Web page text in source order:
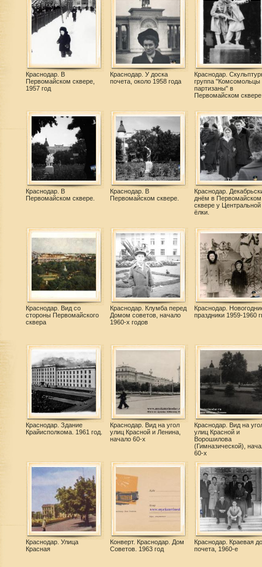
Краснодар. В
Первомайском сквере,
1957 год
Краснодар. У доска
почета, около 1958 года
Краснодар.
группа "Комсомольцы
партизаны" в
Первомайском сквере
Краснодар. В
Первомайском сквере.
Краснодар. В
Первомайском сквере.
Краснодар.
днём в Первомайском
сквере у Центральной
ёлки.
Краснодар. Вид со
стороны Первомайского
сквера
Краснодар. Клумба перед
Домом советов, начало
1960-х годов
Краснодар.
праздники 1959-1960
Краснодар. Здание
Крайисполкома. 1961 год.
Краснодар. Вид на угол
улиц Красной и Ленина,
начало 60-х
Краснодар. Вид на
улиц Красной и
Ворошилова
(Гимназической),
60-х
Краснодар. Улица
Красная
Конверт. Краснодар. Дом
Советов. 1963 год
Краснодар. Краевая
почета, 1960-е